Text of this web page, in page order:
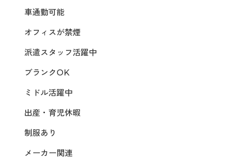
車通勤可能
オフィスが禁煙
派遣スタッフ活躍中
ブランクOK
ミドル活躍中
出産・育児休暇
制服あり
メーカー関連